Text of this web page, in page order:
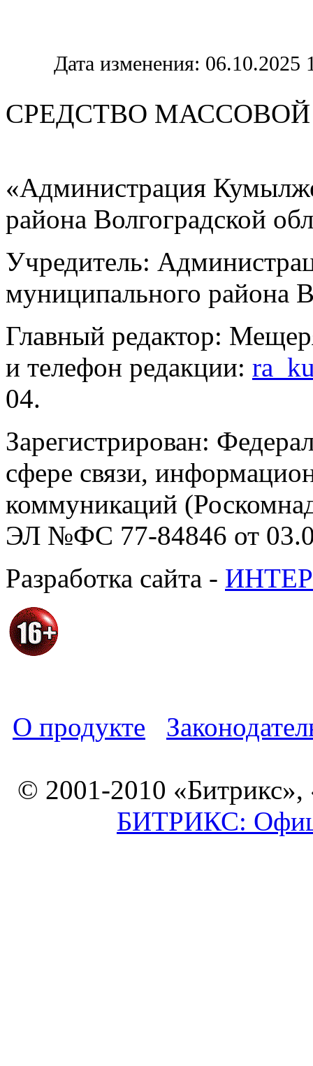
Дата изменения: 06.10.2025
СРЕДСТВО
«Администрация
района Волгоградской
Учредитель:
муниципального района
Главный редактор:
и телефон редакции:
04.
Зарегистрирован:
сфере связи,
коммуникаций
ЭЛ №ФС 77-84846 от
Разработка сайта -
О продукте
© 2001-2010 «Битрикс»,
БИТРИКС: